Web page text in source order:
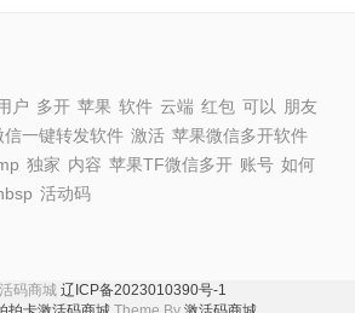
户 多开 苹果 软件 云端 红包 可以
朋友
信一键转发软件 激活 苹果微信多开软件
独家 内容 苹果TF微信多开 账号 如何
活动码
码商城 辽ICP备2023010390号-1